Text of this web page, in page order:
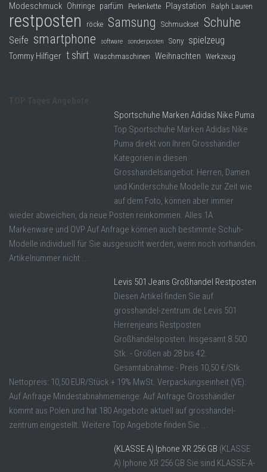
Modeschmuck Ohrringe parfüm Perlenkette Playstation Ralph Lauren
restposten röcke Samsung Schmuckset Schuhe
Seife smartphone software sonderposten Sony spielzeug
Tommy Hilfiger t shirt Waschmaschinen Weihnachten Werkzeug
Sportschuhe Marken Adidas Nike Puma
Top Sportschuhe Marken Adidas Nike
Puma direkt von Ihren Grosshändler
Kategorien in diesen
Grosshandelsangebot: Herren, Damen
und Kinderschuhe Modelle zur Zeit wie
auf dem Foto, können aber immer
wieder abweichen, da neue Posten reinkommen. Alles 1A
Markenware und OVP Auf Anfrage können auch bestimmte Schuh-
Modelle individuell für Sie ausgesucht werden, wenn noch vorhanden.
Artikelnummer nicht ...
Levis 501 Jeans Großhandel Restposten
Diesen Artikel finden Sie auf
grosshandel-zentrum.de Levis 501
Herrenjeans Restposten
Großhandelsposten. Insgesamt 8.500
Stk. - Größen ab 28 bis 42.
Gesamtabnahme - Preis 10,50 €/Stk.
Nettopreis: 10,50 EUR/Stück + 19% MwSt. Verpackungseinheit (VE):
Auf Anfrage Mindestabnahmemenge: Auf Anfrage Grosshändler
kommt aus Polen und hat 180 Angebote aktuell auf grosshandel-
zentrum eingestellt. Weitere Top Angebote finden Sie ...
(KLASSE A) Iphone XR 256 GB (KLASSE
A) Iphone XR 256 GB Sie sind KLASSE-A-